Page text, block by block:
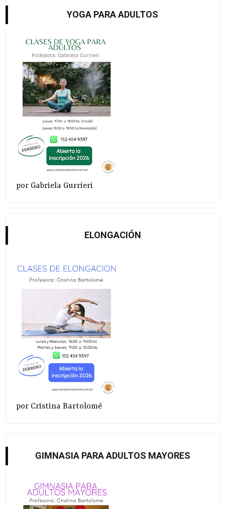
YOGA PARA ADULTOS
por Gabriela Gurrieri
ELONGACIÓN
por Cristina Bartolomé
GIMNASIA PARA ADULTOS MAYORES